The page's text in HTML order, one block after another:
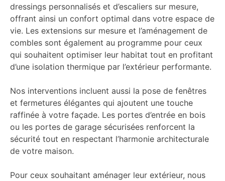
dressings personnalisés et d’escaliers sur mesure,
offrant ainsi un confort optimal dans votre espace de
vie. Les extensions sur mesure et l’aménagement de
combles sont également au programme pour ceux
qui souhaitent optimiser leur habitat tout en profitant
d’une isolation thermique par l’extérieur performante.
Nos interventions incluent aussi la pose de fenêtres
et fermetures élégantes qui ajoutent une touche
raffinée à votre façade. Les portes d’entrée en bois
ou les portes de garage sécurisées renforcent la
sécurité tout en respectant l’harmonie architecturale
de votre maison.
Pour ceux souhaitant aménager leur extérieur, nous